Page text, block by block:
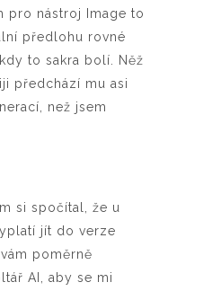
pro nástroj Image to
předlohu rovné
to sakra bolí. Něž
předchází mu asi
než jsem
si spočítal, že u
jít do verze
poměrně
AI, aby se mi